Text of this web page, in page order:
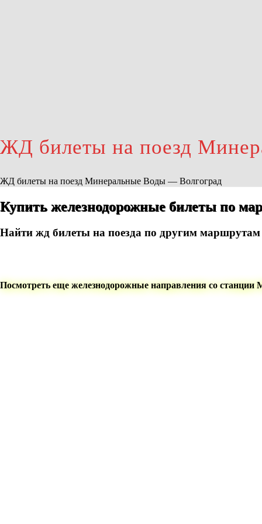
ЖД билеты на поезд
ЖД билеты на поезд Минеральные Воды — Волгоград
Купить железнодорожные билеты по
Найти жд билеты на поезда по другим маршрутам
Посмотреть еще железнодорожные направления со